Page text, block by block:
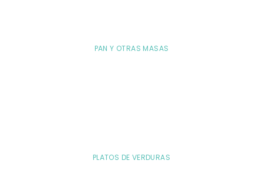
PAN Y OTRAS MASAS
PLATOS DE VERDURAS